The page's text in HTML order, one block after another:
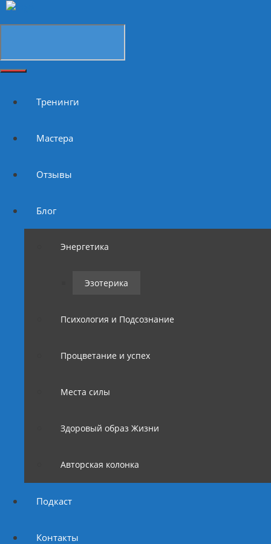
Тренинги
Мастера
Отзывы
Блог
Энергетика
Эзотерика
Психология и Подсознание
Процветание и успех
Места силы
Здоровый образ Жизни
Авторская колонка
Подкаст
Контакты